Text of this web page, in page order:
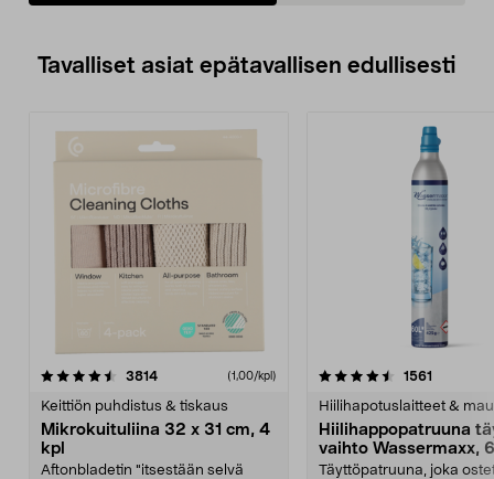
Tavalliset asiat epätavallisen edullisesti
3814arvostelut (1,00/kpl)
Keittiön puhdistus & tiskaus
Mikrokuituliina 32 x 31 cm, 4
kpl
Aftonbladetin "itsestään selvä
4.5viidestä
1561
Hiilihapotuslaitteet &
Hiilihappopatruuna
vaihto Wassermaxx,
Täyttöpatruuna, joka
4.5viidestä